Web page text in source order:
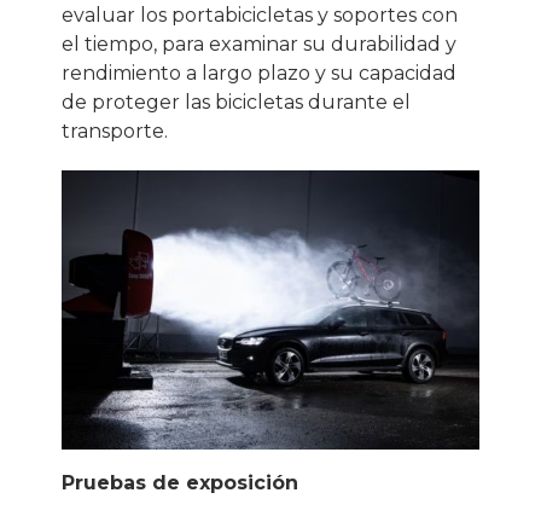
evaluar los portabicicletas y soportes con
el tiempo, para examinar su durabilidad y
rendimiento a largo plazo y su capacidad
de proteger las bicicletas durante el
transporte.
Pruebas de exposición